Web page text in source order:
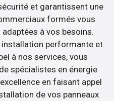
et garantissent une
formés vous
à vos besoins.
installation performante et
à nos services, vous
spécialistes en énergie
en faisant appel
de vos panneaux